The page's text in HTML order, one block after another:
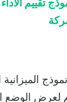
تقييم
لعرض الوضع